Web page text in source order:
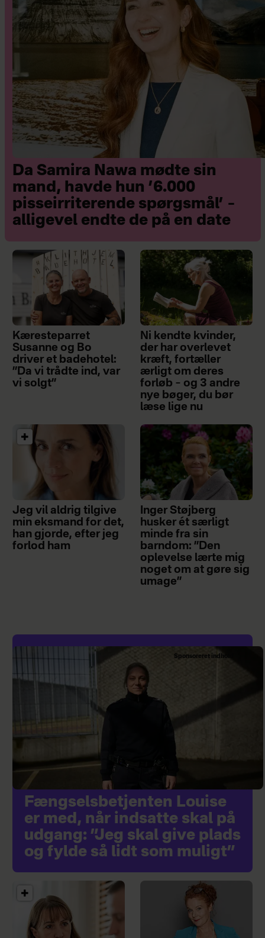
Da Samira Nawa mødte sin
mand, havde hun ’6.000
pisseirriterende spørgsmål’ –
alligevel endte de på en date
Kæresteparret
Susanne og Bo
driver et badehotel:
”Da vi trådte ind, var
vi solgt”
Ni kendte kvinder,
der har overlevet
kræft, fortæller
ærligt om deres
forløb – og 3 andre
nye bøger, du bør
læse lige nu
Jeg vil aldrig tilgive
min eksmand for det,
han gjorde, efter jeg
forlod ham
Inger Støjberg
husker ét særligt
minde fra sin
barndom: ”Den
oplevelse lærte mig
noget om at gøre sig
umage”
Sponsoreret indhold
Fængselsbetjenten Louise
er med, når indsatte skal på
udgang: ”Jeg skal give plads
og fylde så lidt som muligt”